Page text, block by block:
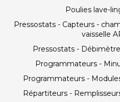
Poulies lave-
Pressostats - Capteurs -
vaisselle
Pressostats -
Programmateurs -
Programmateurs -
Répartiteurs -